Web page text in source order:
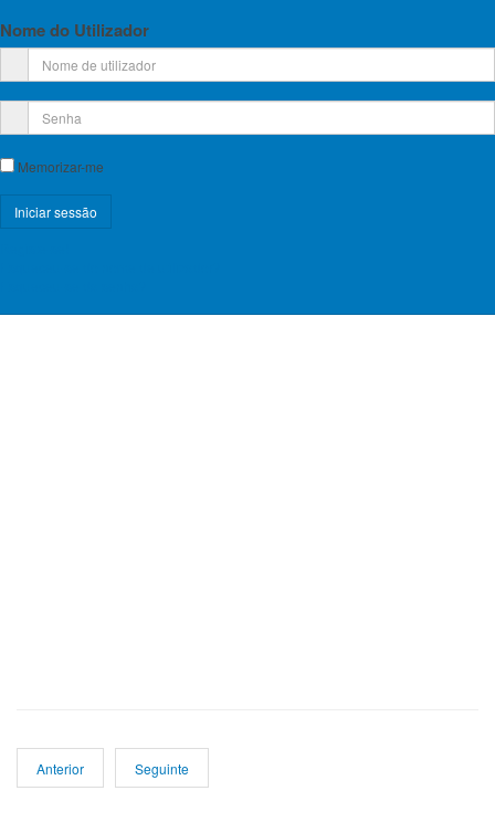
Nome do Utilizador
Memorizar-me
Anterior Seguinte